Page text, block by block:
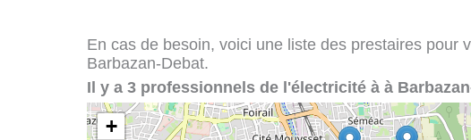
En cas de besoin, voici une liste des prestaires pour
Barbazan-Debat.
Il y a 3 professionnels de l'électricité à à
+